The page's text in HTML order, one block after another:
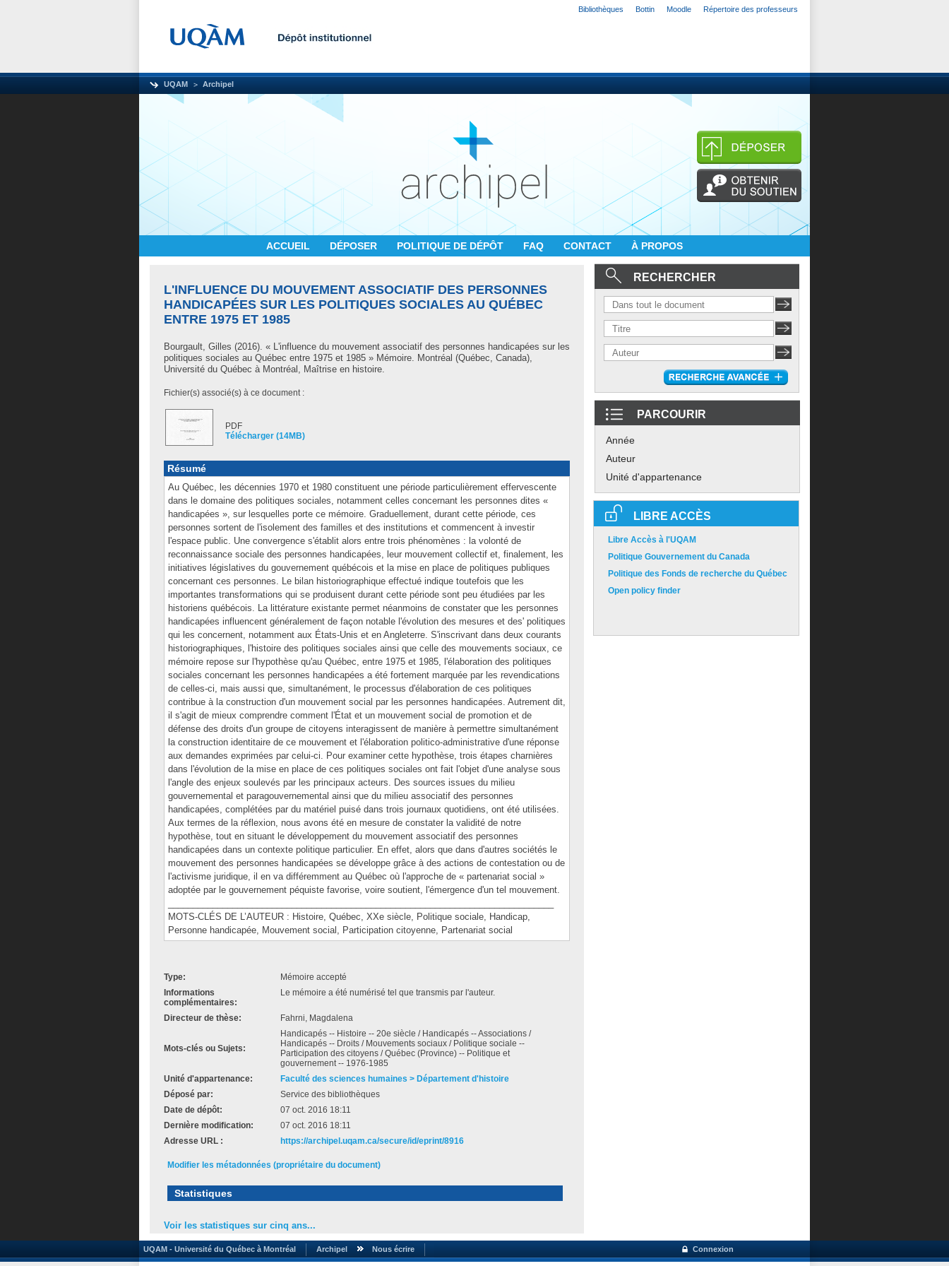
Bibliothèques Bottin Moodle Répertoire des professeurs
UQAM Archipel
ACCUEIL DÉPOSER POLITIQUE DE DÉPÔT FAQ CONTACT À PROPOS
L'INFLUENCE DU MOUVEMENT ASSOCIATIF DES PERSONNES
HANDICAPÉES SUR LES POLITIQUES SOCIALES AU QUÉBEC
ENTRE 1975 ET 1985
Bourgault, Gilles (2016). « L'influence du mouvement associatif des personnes handicapées sur les
politiques sociales au Québec entre 1975 et 1985 » Mémoire. Montréal (Québec, Canada),
Université du Québec à Montréal, Maîtrise en histoire.
Fichier(s) associé(s) à ce document :
PDF
Télécharger (14MB)
Résumé
Au Québec, les décennies 1970 et 1980 constituent une période particulièrement effervescente
dans le domaine des politiques sociales, notamment celles concernant les personnes dites «
handicapées », sur lesquelles porte ce mémoire. Graduellement, durant cette période, ces
personnes sortent de l'isolement des familles et des institutions et commencent à investir
l'espace public. Une convergence s'établit alors entre trois phénomènes : la volonté de
reconnaissance sociale des personnes handicapées, leur mouvement collectif et, finalement, les
initiatives législatives du gouvernement québécois et la mise en place de politiques publiques
concernant ces personnes. Le bilan historiographique effectué indique toutefois que les
importantes transformations qui se produisent durant cette période sont peu étudiées par les
historiens québécois. La littérature existante permet néanmoins de constater que les personnes
handicapées influencent généralement de façon notable l'évolution des mesures et des' politiques
qui les concernent, notamment aux États-Unis et en Angleterre. S'inscrivant dans deux courants
historiographiques, l'histoire des politiques sociales ainsi que celle des mouvements sociaux, ce
mémoire repose sur l'hypothèse qu'au Québec, entre 1975 et 1985, l'élaboration des politiques
sociales concernant les personnes handicapées a été fortement marquée par les revendications
de celles-ci, mais aussi que, simultanément, le processus d'élaboration de ces politiques
contribue à la construction d'un mouvement social par les personnes handicapées. Autrement dit,
il s'agit de mieux comprendre comment l'État et un mouvement social de promotion et de
défense des droits d'un groupe de citoyens interagissent de manière à permettre simultanément
la construction identitaire de ce mouvement et l'élaboration politico-administrative d'une réponse
aux demandes exprimées par celui-ci. Pour examiner cette hypothèse, trois étapes charnières
dans l'évolution de la mise en place de ces politiques sociales ont fait l'objet d'une analyse sous
l'angle des enjeux soulevés par les principaux acteurs. Des sources issues du milieu
gouvernemental et paragouvernemental ainsi que du milieu associatif des personnes
handicapées, complétées par du matériel puisé dans trois journaux quotidiens, ont été utilisées.
Aux termes de la réflexion, nous avons été en mesure de constater la validité de notre
hypothèse, tout en situant le développement du mouvement associatif des personnes
handicapées dans un contexte politique particulier. En effet, alors que dans d'autres sociétés le
mouvement des personnes handicapées se développe grâce à des actions de contestation ou de
l'activisme juridique, il en va différemment au Québec où l'approche de « partenariat social »
adoptée par le gouvernement péquiste favorise, voire soutient, l'émergence d'un tel mouvement.
MOTS-CLÉS DE L’AUTEUR : Histoire, Québec, XXe siècle, Politique sociale, Handicap,
Personne handicapée, Mouvement social, Participation citoyenne, Partenariat social
Type:
Mémoire accepté
Informations
complémentaires:
Le mémoire a été numérisé tel que transmis par l'auteur.
Directeur de thèse: Fahrni, Magdalena
Mots-clés ou Sujets:
Handicapés -- Histoire -- 20e siècle / Handicapés -- Associations /
Handicapés -- Droits / Mouvements sociaux / Politique sociale --
Participation des citoyens / Québec (Province) -- Politique et
gouvernement -- 1976-1985
Unité d'appartenance:
Faculté des sciences humaines > Département d'histoire
Déposé par:
Service des bibliothèques
Date de dépôt:
07 oct. 2016 18:11
Dernière modification:
07 oct. 2016 18:11
Adresse URL :
https://archipel.uqam.ca/secure/id/eprint/8916
Modifier les métadonnées (propriétaire du document)
Statistiques
Voir les statistiques sur cinq ans...
RECHERCHER
PARCOURIR
Année
Auteur
Unité d'appartenance
LIBRE ACCÈS
Libre Accès à l'UQAM
Politique Gouvernement du Canada
Politique des Fonds de recherche du Québec
Open policy finder
UQAM - Université du Québec à Montréal Archipel Nous écrire Connexion